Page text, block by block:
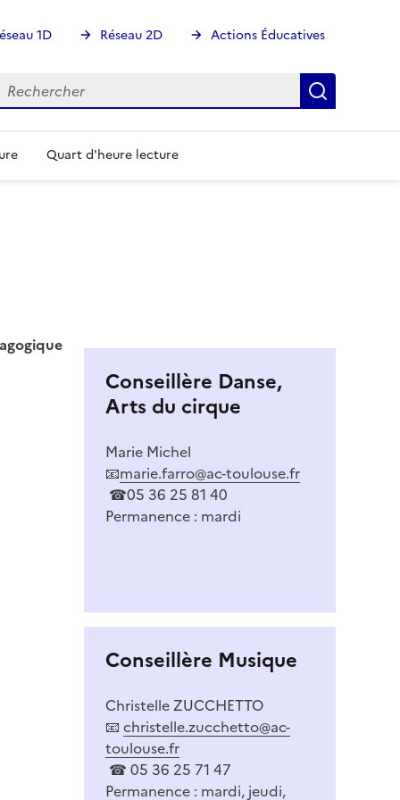
1D Réseau 2D Actions Éducatives
Rechercher
Rechercher
Quart d'heure lecture
Conseillère Danse,
Arts du cirque
Marie Michel
📧marie.farro@ac-toulouse.fr
☎05 36 25 81 40
Permanence : mardi
Conseillère Musique
Christelle ZUCCHETTO
📧 christelle.zucchetto@ac-
toulouse.fr
☎ 05 36 25 71 47
Permanence : mardi, jeudi,